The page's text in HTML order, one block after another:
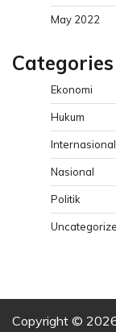
May 2022
Categories
Ekonomi
Hukum
Internasional
Nasional
Politik
Copyright ©